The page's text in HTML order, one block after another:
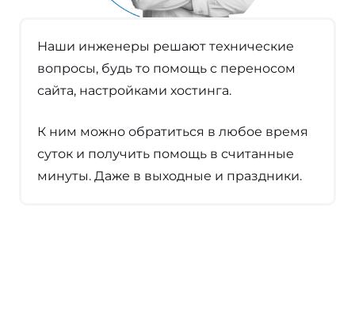
Наши инженеры решают технические
вопросы, будь то помощь с переносом
сайта, настройками хостинга.
К ним можно обратиться в любое время
суток и получить помощь в считанные
минуты. Даже в выходные и праздники.